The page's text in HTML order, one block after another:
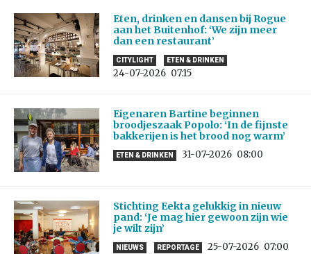
Eten, drinken en dansen bij Rogue
aan het Buitenhof: ‘We zijn meer
dan een restaurant’
CITYLIGHT ETEN & DRINKEN
24-07-2026 07:15
Eigenaren Bartine beginnen
broodjeszaak Popolo: ‘In de fijnste
bakkerijen is het brood nog warm’
ETEN & DRINKEN 31-07-2026 08:00
Stichting Eekta gelukkig in nieuw
pand: ‘Je mag hier gewoon zijn wie
je wilt zijn’
NIEUWS REPORTAGE 25-07-2026 07:00